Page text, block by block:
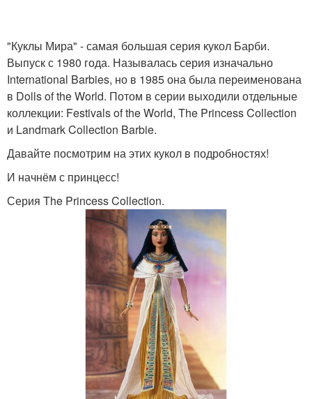
"Куклы Мира" - самая большая серия кукол Барби.
Выпуск с 1980 года. Называлась серия изначально
International Barbies, но в 1985 она была переименована
в Dolls of the World. Потом в серии выходили отдельные
коллекции: Festivals of the World, The Princess Collection
и Landmark Collection Barbie.
Давайте посмотрим на этих кукол в подробностях!
И начнём с принцесс!
Серия The Princess Collection.